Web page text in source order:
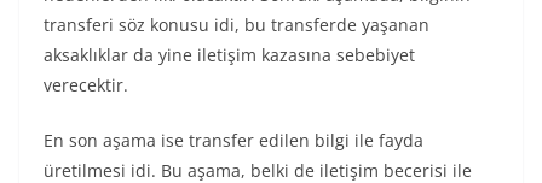
transferi söz konusu idi, bu transferde yaşanan
aksaklıklar da yine iletişim kazasına sebebiyet
verecektir.
En son aşama ise transfer edilen bilgi ile fayda
üretilmesi idi. Bu aşama, belki de iletişim becerisi ile